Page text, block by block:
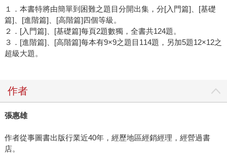
１．本書特將由簡單到困難之題目分開出集，分[入門篇]、[基礎
篇]、[進階篇]、[高階篇]四個等級。
２．[入門篇]、[基礎篇]每頁2題數獨，全書共124題。
３．[進階篇]、[高階篇]每本有9×9之題目114題，另加5題12×12之
超級大題。
作者
張惠雄
作者從事圖書出版行業近40年，經歷地區經銷經理，經營過書
店。